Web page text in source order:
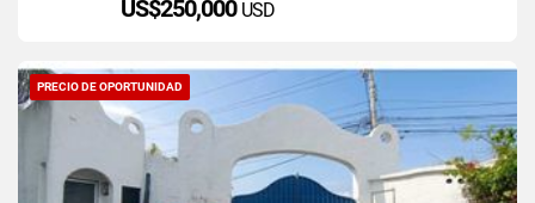
US$250,000 USD
PRECIO DE OPORTUNIDAD